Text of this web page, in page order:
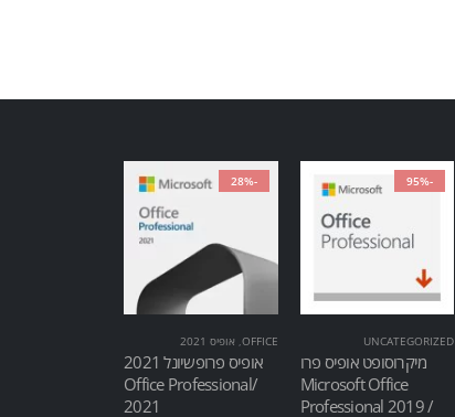
-95%
UNCATEGORIZED
מיקרוסופט אופיס פרו
Microsoft Office
Professional 2019 /
-28%
OFFICE
, אופיס 2021
אופיס פרופשיונל 2021
/Office Professional
2021